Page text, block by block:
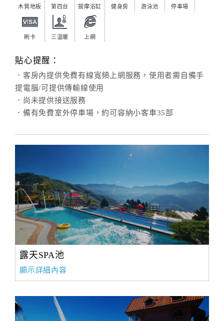
木質地板 第四台 按摩浴缸 健身房 游泳池 停車場
刷卡 三溫暖 上網
貼心提醒：
．客房內提供免費有線寬頻上網服務，使用者需自備手
提電腦/可提供傳輸線使用
．尚未提供接送服務
．備有免費室外停車場，約可容納小客車35部
露天SPA池
顯示詳細內容